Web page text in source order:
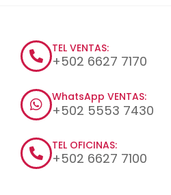
TEL VENTAS:
+502 6627 7170
WhatsApp VENTAS:
+502 5553 7430
TEL OFICINAS:
+502 6627 7100